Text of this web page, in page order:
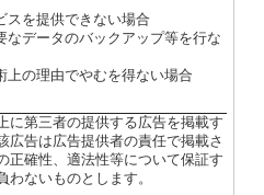
スを提供できない場合
なデータのバックアップ等を行な
上の理由でやむを得ない場合
に第三者の提供する広告を掲載す
広告は広告提供者の責任で掲載さ
正確性、適法性等について保証す
ないものとします。